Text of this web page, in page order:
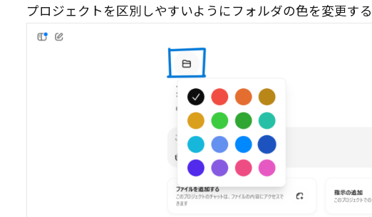
プロジェクトを区別しやすいようにフォルダの色を変更する